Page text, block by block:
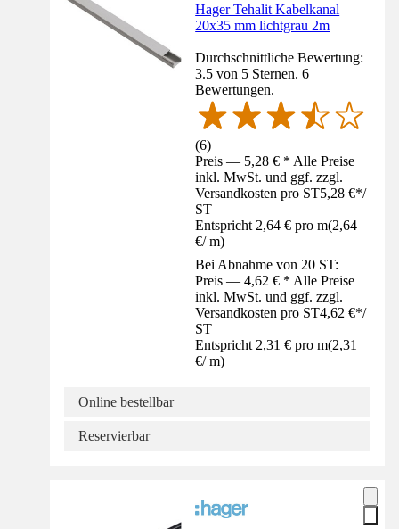
Hager Tehalit Kabelkanal
20x35 mm lichtgrau 2m
Durchschnittliche Bewertung:
3.5 von 5 Sternen. 6
Bewertungen.
(6)
Preis — 5,28 € * Alle Preise
inkl. MwSt. und ggf. zzgl.
Versandkosten pro ST5,28 €*/
ST
Entspricht 2,64 € pro m(2,64
€/ m)
Bei Abnahme von 20 ST:
Preis — 4,62 € * Alle Preise
inkl. MwSt. und ggf. zzgl.
Versandkosten pro ST4,62 €*/
ST
Entspricht 2,31 € pro m(2,31
€/ m)
Online bestellbar
Reservierbar